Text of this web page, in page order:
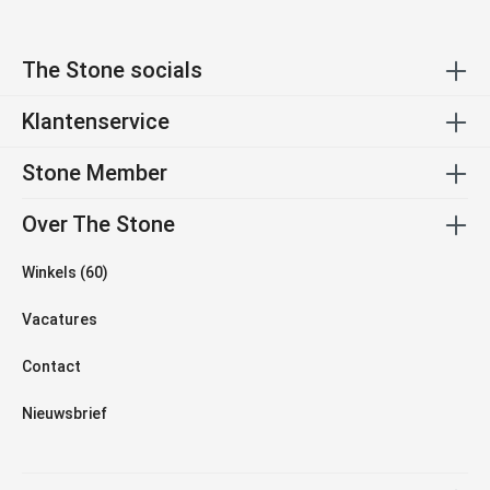
The Stone socials
Klantenservice
Stone Member
Over The Stone
Winkels (60)
Vacatures
Contact
Nieuwsbrief